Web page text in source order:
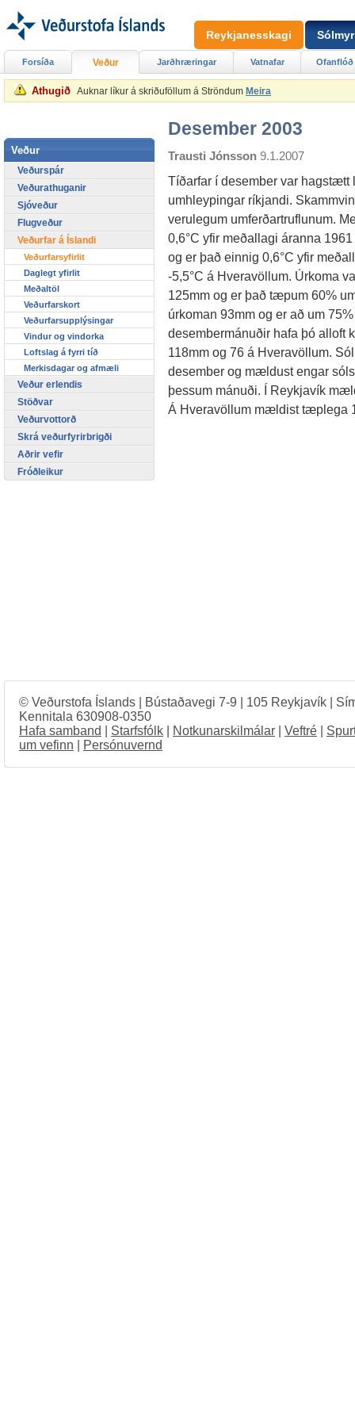
Athugið Auknar líkur á skriðuföllum á Ströndum Meira
Desember 2003
Trausti Jónsson 9.1.2007
Tíðarfar í desember var
umhleypingar ríkjandi.
verulegum umferðartruflunum.
0,6°C yfir meðallagi áranna
og er það einnig 0,6°C yfir
-5,5°C á Hveravöllum. Úrkoma
125mm og er það tæpum 60%
úrkoman 93mm og er að um
desembermánuðir hafa þó alloft
118mm og 76 á Hveravöllum.
desember og mældust engar
þessum mánuði. Í Reykjavík
Á Hveravöllum mældist tæplega
Forsíða Veður Jarðhræringar Vatnafar Ofanflóð
Veður
Veðurspár
Veðurathuganir
Sjóveður
Flugveður
Veðurfar á Íslandi
Veðurfarsyfirlit
Daglegt yfirlit
Meðaltöl
Veðurfarskort
Veðurfarsupplýsingar
Vindur og vindorka
Loftslag á fyrri tíð
Merkisdagar og afmæli
Veður erlendis
Stöðvar
Veðurvottorð
Skrá veðurfyrirbrigði
Aðrir vefir
Fróðleikur
Reykjanesskagi
© Veðurstofa Íslands | Bústaðavegi 7-9 | 105 Reykjavík |
Kennitala 630908-0350
Hafa samband
Starfsfólk Notkunarskilmálar Veftré
um vefinn
Persónuvernd